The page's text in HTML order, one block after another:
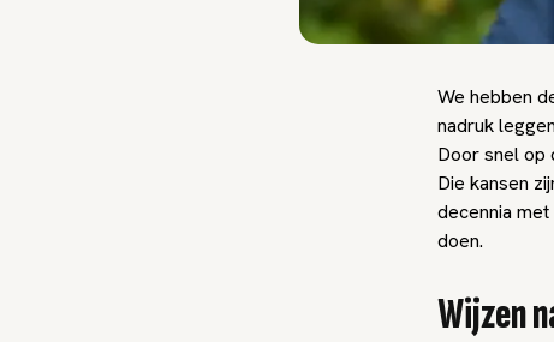
We hebben
nadruk
Door snel op
Die kansen
decennia
doen.
Wijzen